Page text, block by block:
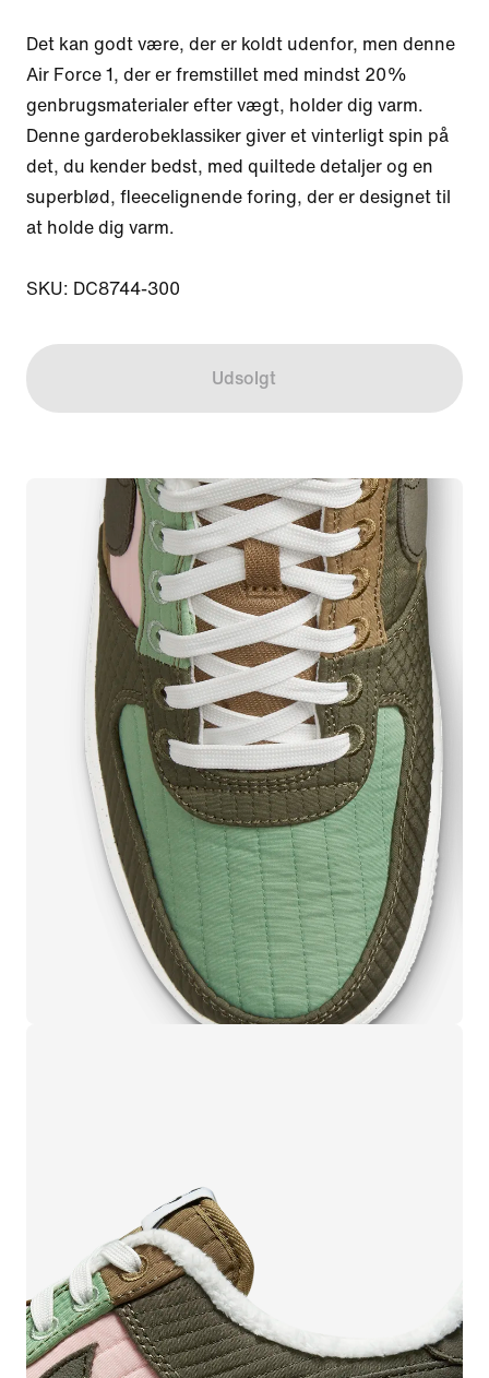
Det kan godt være, der er koldt udenfor, men denne
Air Force 1, der er fremstillet med mindst 20%
genbrugsmaterialer efter vægt, holder dig varm.
Denne garderobeklassiker giver et vinterligt spin på
det, du kender bedst, med quiltede detaljer og en
superblød, fleecelignende foring, der er designet til
at holde dig varm.
SKU: DC8744-300
Udsolgt